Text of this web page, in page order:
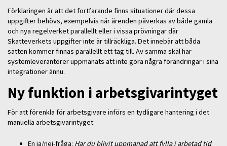
Förklaringen är att det fortfarande finns situationer där dessa
uppgifter behövs, exempelvis när ärenden påverkas av både gamla
och nya regelverket parallellt eller i vissa prövningar där
Skatteverkets uppgifter inte är tillräckliga. Det innebär att båda
sätten kommer finnas parallellt ett tag till. Av samma skäl har
systemleverantörer uppmanats att inte göra några förändringar i sina
integrationer ännu.
Ny funktion i arbetsgivarintyget
För att förenkla för arbetsgivare införs en tydligare hantering i det
manuella arbetsgivarintyget:
En ja/nej-fråga: Har du blivit uppmanad att fylla i arbetad tid